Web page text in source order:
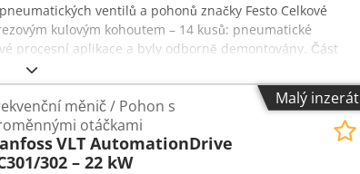
ventilů a pohonů značky Festo Celkové
kulovým kohoutem – 14 kusů: pneumatické
procesní aplikace a byly odborně demontovány. Část
plně funkčních. Kompletní kontrola funkčnosti všech
automatizaci – potravinářský a nápojový průmysl –
a náhradní díly Odhadovaná nová cena
Velmi zajímavá nabídka pro obchodníky nebo
Cena: 2 900 € dohoda možná Umístění: Slovensko (EU)
Malý inzerát
měnič / Pohon s
otáčkami
VLT AutomationDrive
302 – 22 kW